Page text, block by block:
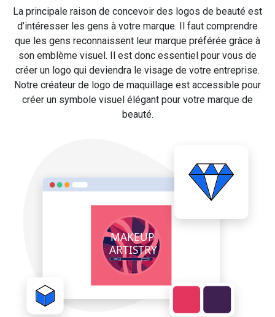
La principale raison de concevoir des logos de beauté est
d’intéresser les gens à votre marque. Il faut comprendre
que les gens reconnaissent leur marque préférée grâce à
son emblème visuel. Il est donc essentiel pour vous de
créer un logo qui deviendra le visage de votre entreprise.
Notre créateur de logo de maquillage est accessible pour
créer un symbole visuel élégant pour votre marque de
beauté.